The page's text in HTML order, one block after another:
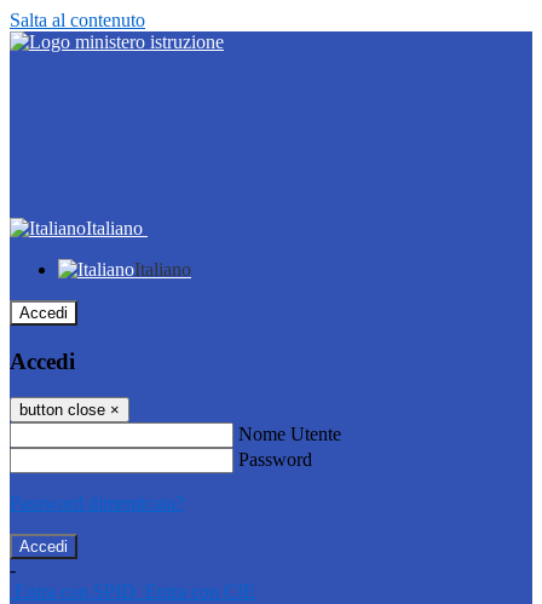
Salta al contenuto
Italiano
Italiano
Accedi
Accedi
button close ×
Nome Utente
Password
Password dimenticata?
-
Entra con SPID Entra con CIE